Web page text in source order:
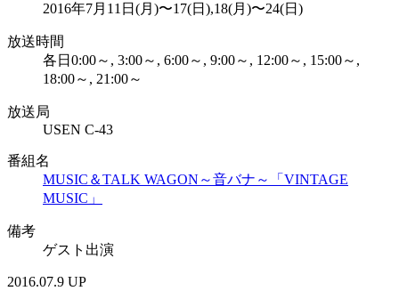
2016年7月11日(月)〜17(日),18(月)〜24(日)
放送時間
各日0:00～, 3:00～, 6:00～, 9:00～, 12:00～, 15:00～,
18:00～, 21:00～
放送局
USEN C-43
番組名
MUSIC＆TALK WAGON～音バナ～「VINTAGE
MUSIC」
備考
ゲスト出演
2016.07.9 UP